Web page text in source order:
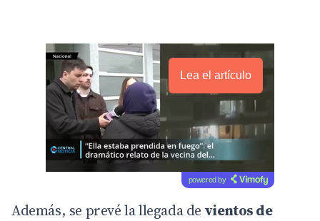
Lea el artículo
powered by
Además, se prevé la llegada de vientos de